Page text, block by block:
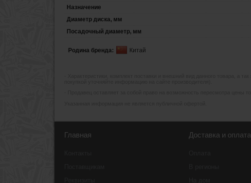
Назначение
Диаметр диска, мм
Посадочный диаметр, мм
Родина бренда: Китай
Главная Доставка и оплата